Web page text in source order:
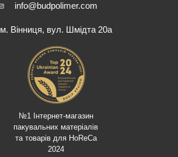
info@budpolimer.com
м. Вінниця, вул. Шмідта 20а
№1 Інтернет-магазин
пакувальних матеріалів
та товарів для HoReCa
2024